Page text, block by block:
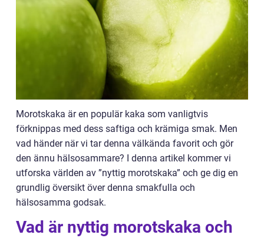
Morotskaka är en populär kaka som vanligtvis
förknippas med dess saftiga och krämiga smak. Men
vad händer när vi tar denna välkända favorit och gör
den ännu hälsosammare? I denna artikel kommer vi
utforska världen av ”nyttig morotskaka” och ge dig en
grundlig översikt över denna smakfulla och
hälsosamma godsak.
Vad är nyttig morotskaka och